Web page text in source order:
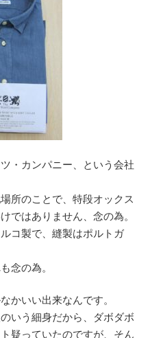
・カンパニー、という会社
所のことで、特段オックス
ではありません、念の為。
コ製で、縫製はポルトガ
念の為。
かいい出来なんです。
いう細身だから、ダボダボ
疑っていたのですが、そん